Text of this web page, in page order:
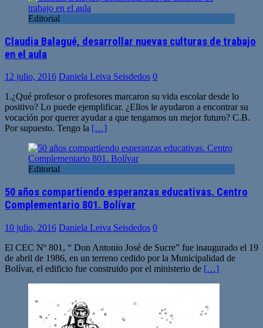
Editorial
Claudia Balagué, desarrollar nuevas culturas de trabajo
en el aula
12 julio, 2016 Daniela Leiva Seisdedos 0
1.¿Qué profesor o profesores marcaron su vida escolar desde lo
positivo? Lo puede ejemplificar. ¿Ellos le ayudaron a encontrar su
vocación por querer ayudar a que tengamos un mejor futuro? C.B.
Por supuesto. Tengo la […]
Editorial
50 años compartiendo esperanzas educativas. Centro
Complementario 801. Bolívar
10 julio, 2016 Daniela Leiva Seisdedos 0
El CEC Nº 801, “ Don Antonio José de Sucre” fue inaugurado el 19
de abril de 1986, en un terreno cedido por la Municipalidad de
Bolívar, el edificio fue construido por el ministerio de […]